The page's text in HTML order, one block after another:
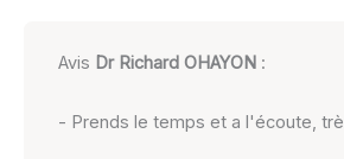
Avis Dr Richard OHAYON :
- Prends le temps et a l'écoute,